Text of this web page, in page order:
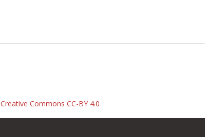
Creative Commons CC-BY 4.0